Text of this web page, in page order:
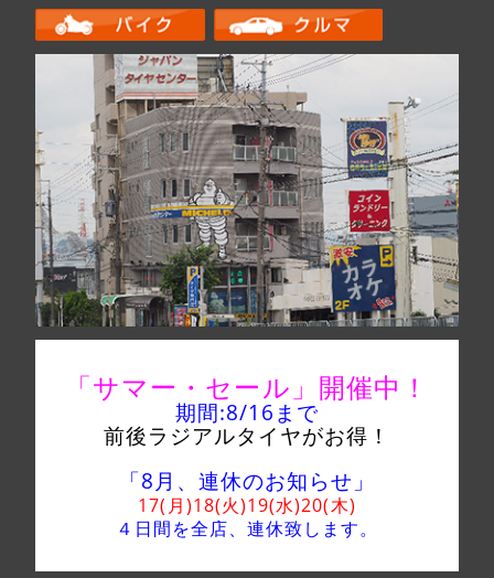
「サマー・セール」 開催中！
期間:8/16 まで
前後ラジアルタイヤがお得！
「8月、連休のお知らせ」
17(月)18(火)19(水)20(木)
４日間を全店、 連休致します。